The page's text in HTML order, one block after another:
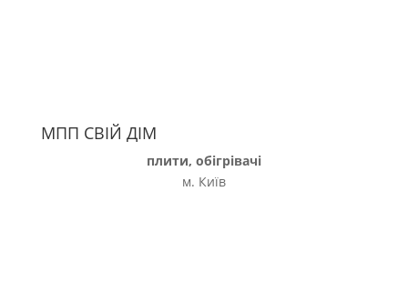
МПП СВІЙ ДІМ
плити, обігрівачі
м. Київ